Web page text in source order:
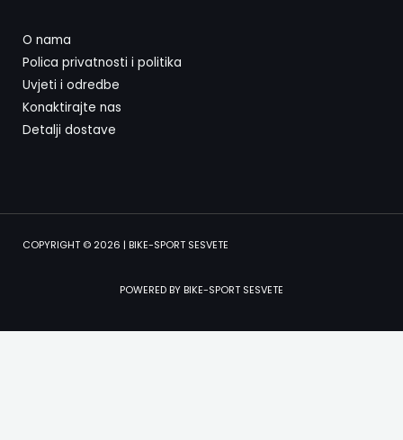
O nama
Polica privatnosti i politika
Uvjeti i odredbe
Konaktirajte nas
Detalji dostave
COPYRIGHT © 2026 | BIKE-SPORT SESVETE
POWERED BY BIKE-SPORT SESVETE